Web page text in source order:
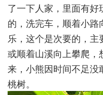
了一下人家，里面有
的，洗完车，顺着小
乐，这个是次要的，
或顺着山溪向上攀爬
来，小熊因时间不足
桃树。